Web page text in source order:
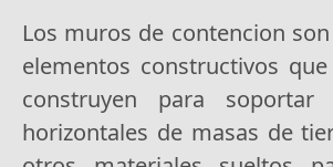
Los muros de contencion
elementos constructivos
construyen para soportar
horizontales de masas de